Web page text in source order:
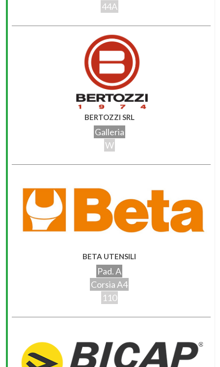
44A
BERTOZZI SRL
Galleria
W
BETA UTENSILI
Pad. A
Corsia A4
110